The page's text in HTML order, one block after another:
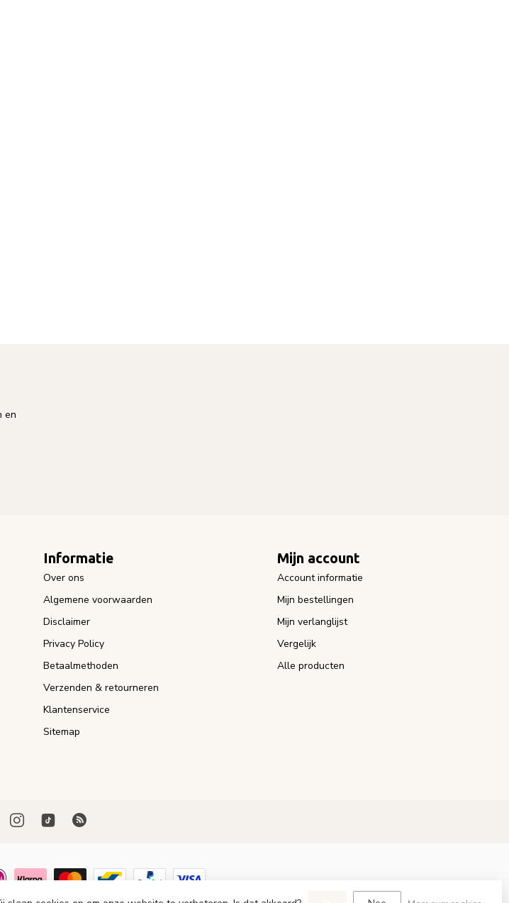
en
Informatie
Over ons
Algemene voorwaarden
Disclaimer
Privacy Policy
Betaalmethoden
Verzenden & retourneren
Klantenservice
Sitemap
Mijn account
Account informatie
Mijn bestellingen
Mijn verlanglijst
Vergelijk
Alle producten